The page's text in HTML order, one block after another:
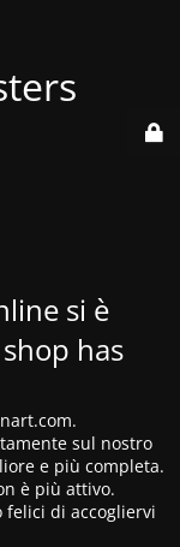
si è
has
sul nostro
e più completa.
è più attivo.
felici di accogliervi